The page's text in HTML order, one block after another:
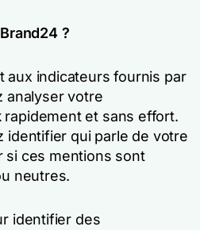
?
aux indicateurs fournis par
analyser votre
rapidement et sans effort.
identifier qui parle de votre
si ces mentions sont
neutres.
identifier des